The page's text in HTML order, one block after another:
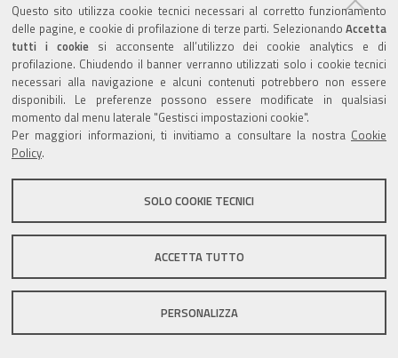
Questo sito utilizza cookie tecnici necessari al corretto funzionamento
delle pagine, e cookie di profilazione di terze parti. Selezionando Accetta
tutti i cookiesi acconsente all’utilizzo dei cookie analytics e di
profilazione. Chiudendo il banner verranno utilizzati solo i cookie tecnici
necessari alla navigazione e alcuni contenuti potrebbero non essere
disponibili. Le preferenze possono essere modificate in qualsiasi
momento dal menu laterale "Gestisci impostazioni cookie".
Per maggiori informazioni, ti invitiamo a consultare la nostra Cookie
Policy.
SOLO COOKIE TECNICI
ACCETTA TUTTO
PERSONALIZZA
Valuta questo sito
Sito istituzionale Comune di Zola Predosa
Privacy policy|DPO|Accessibilità